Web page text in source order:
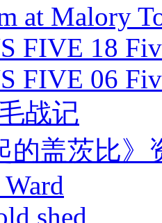
at Malory
FIVE 18
FIVE 06
战记
的盖茨比》
shed